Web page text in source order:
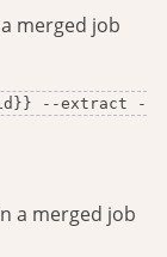
merged job
--extract -
a merged job